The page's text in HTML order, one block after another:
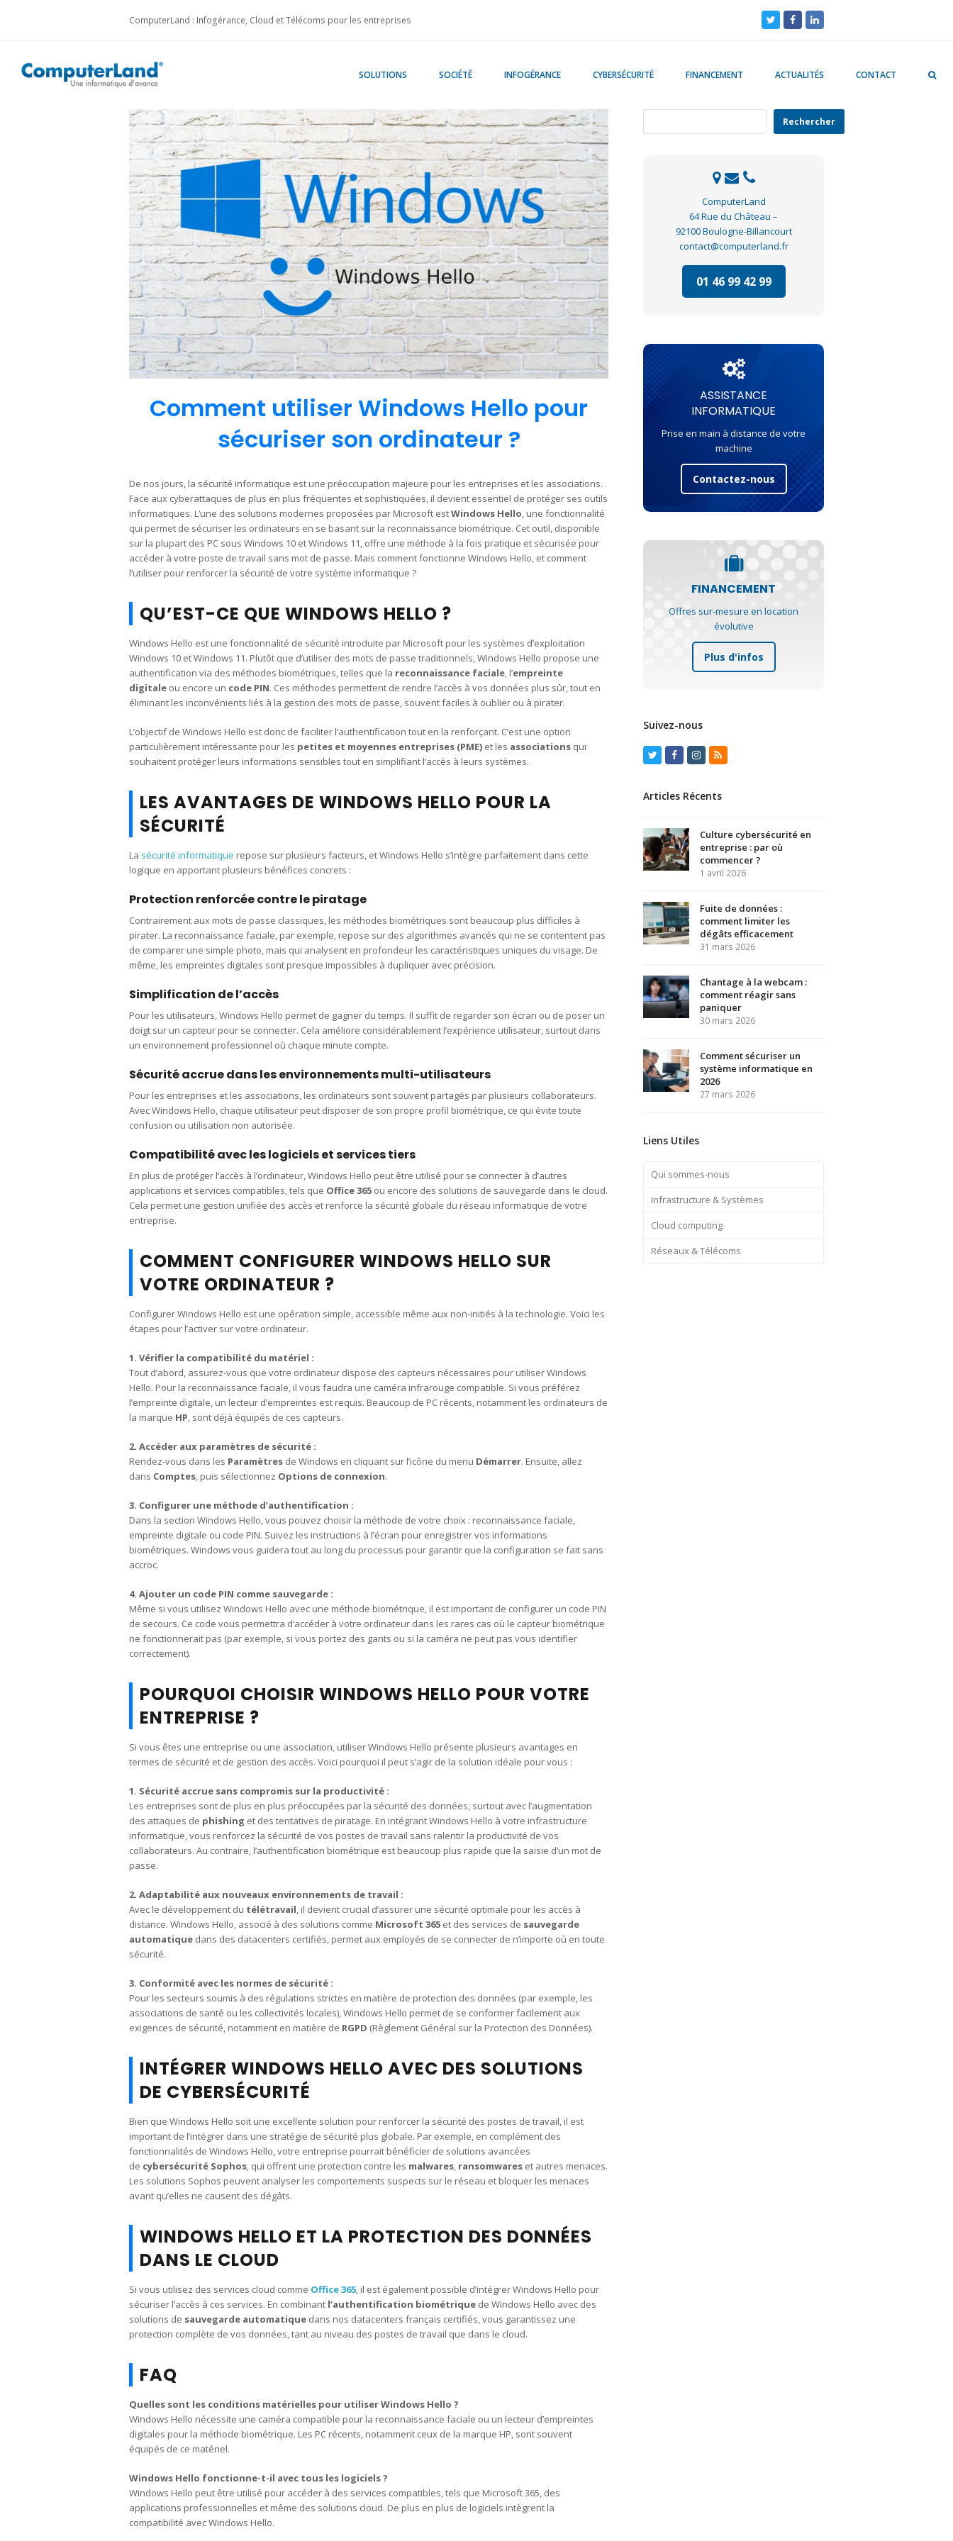
ComputerLand : Infogérance, Cloud et Télécoms pour les entreprises TwitterFacebookLinkedIn
SOLUTIONS SOCIÉTÉ INFOGÉRANCE CYBERSÉCURITÉ FINANCEMENT ACTUALITÉS CONTACT
Comment utiliser Windows Hello pour
sécuriser son ordinateur ?
De nos jours, la sécurité informatique est une préoccupation majeure pour les entreprises et les associations.
Face aux cyberattaques de plus en plus fréquentes et sophistiquées, il devient essentiel de protéger ses outils
informatiques. L’une des solutions modernes proposées par Microsoft estWindows Hello, une fonctionnalité
qui permet de sécuriser les ordinateurs en se basant sur la reconnaissance biométrique. Cet outil, disponible
sur la plupart des PC sous Windows 10 et Windows 11, offre une méthode à la fois pratique et sécurisée pour
accéder à votre poste de travail sans mot de passe. Mais comment fonctionne Windows Hello, et comment
l’utiliser pour renforcer la sécurité de votre système informatique ?
QU’EST-CE QUE WINDOWS HELLO ?
Windows Hello est une fonctionnalité de sécurité introduite par Microsoft pour les systèmes d’exploitation
Windows 10 et Windows 11. Plutôt que d’utiliser des mots de passe traditionnels, Windows Hello propose une
authentification via des méthodes biométriques, telles que la reconnaissance faciale, l’empreinte
digitale ou encore un code PIN. Ces méthodes permettent de rendre l’accès à vos données plus sûr, tout en
éliminant les inconvénients liés à la gestion des mots de passe, souvent faciles à oublier ou à pirater.
L’objectif de Windows Hello est donc de faciliter l’authentification tout en la renforçant. C’est une option
particulièrement intéressante pour les petites et moyennes entreprises (PME) et les associations qui
souhaitent protéger leurs informations sensibles tout en simplifiant l’accès à leurs systèmes.
LES AVANTAGES DE WINDOWS HELLO POUR LA
SÉCURITÉ
La sécurité informatique repose sur plusieurs facteurs, et Windows Hello s’intègre parfaitement dans cette
logique en apportant plusieurs bénéfices concrets :
Protection renforcée contre le piratage
Contrairement aux mots de passe classiques, les méthodes biométriques sont beaucoup plus difficiles à
pirater. La reconnaissance faciale, par exemple, repose sur des algorithmes avancés qui ne se contentent pas
de comparer une simple photo, mais qui analysent en profondeur les caractéristiques uniques du visage. De
même, les empreintes digitales sont presque impossibles à dupliquer avec précision.
Simplification de l’accès
Pour les utilisateurs, Windows Hello permet de gagner du temps. Il suffit de regarder son écran ou de poser un
doigt sur un capteur pour se connecter. Cela améliore considérablement l’expérience utilisateur, surtout dans
un environnement professionnel où chaque minute compte.
Sécurité accrue dans les environnements multi-utilisateurs
Pour les entreprises et les associations, les ordinateurs sont souvent partagés par plusieurs collaborateurs.
Avec Windows Hello, chaque utilisateur peut disposer de son propre profil biométrique, ce qui évite toute
confusion ou utilisation non autorisée.
Compatibilité avec les logiciels et services tiers
En plus de protéger l’accès à l’ordinateur, Windows Hello peut être utilisé pour se connecter à d’autres
applications et services compatibles, tels que Office 365 ou encore des solutions de sauvegarde dans le cloud.
Cela permet une gestion unifiée des accès et renforce la sécurité globale du réseau informatique de votre
entreprise.
COMMENT CONFIGURER WINDOWS HELLO SUR
VOTRE ORDINATEUR ?
Configurer Windows Hello est une opération simple, accessible même aux non-initiés à la technologie. Voici les
étapes pour l’activer sur votre ordinateur.
1. Vérifier la compatibilité du matériel :
Tout d’abord, assurez-vous que votre ordinateur dispose des capteurs nécessaires pour utiliser Windows
Hello. Pour la reconnaissance faciale, il vous faudra une caméra infrarouge compatible. Si vous préférez
l’empreinte digitale, un lecteur d’empreintes est requis. Beaucoup de PC récents, notamment les ordinateurs de
la marque HP, sont déjà équipés de ces capteurs.
2. Accéder aux paramètres de sécurité :
Rendez-vous dans les Paramètres de Windows en cliquant sur l’icône du menu Démarrer. Ensuite, allez
dans Comptes, puis sélectionnez Options de connexion.
3. Configurer une méthode d’authentification :
Dans la section Windows Hello, vous pouvez choisir la méthode de votre choix : reconnaissance faciale,
empreinte digitale ou code PIN. Suivez les instructions à l’écran pour enregistrer vos informations
biométriques. Windows vous guidera tout au long du processus pour garantir que la configuration se fait sans
accroc.
4. Ajouter un code PIN comme sauvegarde :
Même si vous utilisez Windows Hello avec une méthode biométrique, il est important de configurer un code PIN
de secours. Ce code vous permettra d’accéder à votre ordinateur dans les rares cas où le capteur biométrique
ne fonctionnerait pas (par exemple, si vous portez des gants ou si la caméra ne peut pas vous identifier
correctement).
POURQUOI CHOISIR WINDOWS HELLO POUR VOTRE
ENTREPRISE ?
Si vous êtes une entreprise ou une association, utiliser Windows Hello présente plusieurs avantages en
termes de sécurité et de gestion des accès. Voici pourquoi il peut s’agir de la solution idéale pour vous :
1. Sécurité accrue sans compromis sur la productivité :
Les entreprises sont de plus en plus préoccupées par la sécurité des données, surtout avec l’augmentation
des attaques de phishing et des tentatives de piratage. En intégrant Windows Hello à votre infrastructure
informatique, vous renforcez la sécurité de vos postes de travail sans ralentir la productivité de vos
collaborateurs. Au contraire, l’authentification biométrique est beaucoup plus rapide que la saisie d’un mot de
passe.
2. Adaptabilité aux nouveaux environnements de travail :
Avec le développement du télétravail, il devient crucial d’assurer une sécurité optimale pour les accès à
distance. Windows Hello, associé à des solutions comme Microsoft 365 et des services de sauvegarde
automatique dans des datacenters certifiés, permet aux employés de se connecter de n’importe où en toute
sécurité.
3. Conformité avec les normes de sécurité :
Pour les secteurs soumis à des régulations strictes en matière de protection des données (par exemple, les
associations de santé ou les collectivités locales), Windows Hello permet de se conformer facilement aux
exigences de sécurité, notamment en matière de RGPD (Règlement Général sur la Protection des Données).
INTÉGRER WINDOWS HELLO AVEC DES SOLUTIONS
DE CYBERSÉCURITÉ
Bien que Windows Hello soit une excellente solution pour renforcer la sécurité des postes de travail, il est
important de l’intégrer dans une stratégie de sécurité plus globale. Par exemple, en complément des
fonctionnalités de Windows Hello, votre entreprise pourrait bénéficier de solutions avancées
de cybersécurité Sophos, qui offrent une protection contre les malwares, ransomwares et autres menaces.
Les solutions Sophos peuvent analyser les comportements suspects sur le réseau et bloquer les menaces
avant qu’elles ne causent des dégâts.
WINDOWS HELLO ET LA PROTECTION DES DONNÉES
DANS LE CLOUD
Si vous utilisez des services cloud comme Office 365, il est également possible d’intégrer Windows Hello pour
sécuriser l’accès à ces services. En combinant l’authentification biométrique de Windows Hello avec des
solutions de sauvegarde automatique dans nos datacenters français certifiés, vous garantissez une
protection complète de vos données, tant au niveau des postes de travail que dans le cloud.
FAQ
Quelles sont les conditions matérielles pour utiliser Windows Hello ?
Windows Hello nécessite une caméra compatible pour la reconnaissance faciale ou un lecteur d’empreintes
digitales pour la méthode biométrique. Les PC récents, notamment ceux de la marque HP, sont souvent
équipés de ce matériel.
Windows Hello fonctionne-t-il avec tous les logiciels ?
Windows Hello peut être utilisé pour accéder à des services compatibles, tels que Microsoft 365, des
applications professionnelles et même des solutions cloud. De plus en plus de logiciels intègrent la
compatibilité avec Windows Hello.
Rechercher
ComputerLand
64 Rue du Château –
92100 Boulogne-Billancourt
contact@computerland.fr
01 46 99 42 99
ASSISTANCE
INFORMATIQUE
Prise en main à distance de votre
machine
Contactez-nous
FINANCEMENT
Offres sur-mesure en location
évolutive
Plus d'infos
Suivez-nous
TwitterFacebook
Instagram
RSS
Articles Récents
Culture cybersécurité en
entreprise : par où
commencer ?
1 avril 2026
Fuite de données :
comment limiter les
dégâts efficacement
31 mars 2026
Chantage à la webcam :
comment réagir sans
paniquer
30 mars 2026
Comment sécuriser un
système informatique en
2026
27 mars 2026
Liens Utiles
Qui sommes-nous
Infrastructure & Systèmes
Cloud computing
Réseaux & Télécoms